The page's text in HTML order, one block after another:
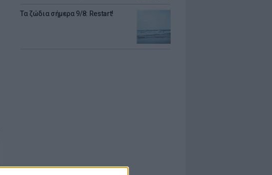
Τα ζώδια σήμερα 9/8: Restart!